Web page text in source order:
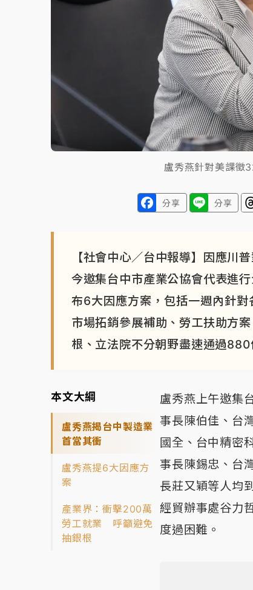
盧秀燕針對美課徵
分享 分享
【社會中心／台中報導】因應川
今邀集台中市產業公協會代表進
布6大因應方案，包括一週內針
市場拓銷參展補助、勞工扶助方
根、立法院不分朝野盡速通過
本文大綱
盧秀燕揭台中製造業
首當其衝
盧秀燕提6大因應方
案
產業界：衝擊200萬
勞工就業 呼籲避免
抽銀根
盧秀燕上午邀集
事長陳伯佳、台
國全、台中精密
事長陳錫忠、台
長莊又穎等人均
經貿辦事處谷力
度過困難。